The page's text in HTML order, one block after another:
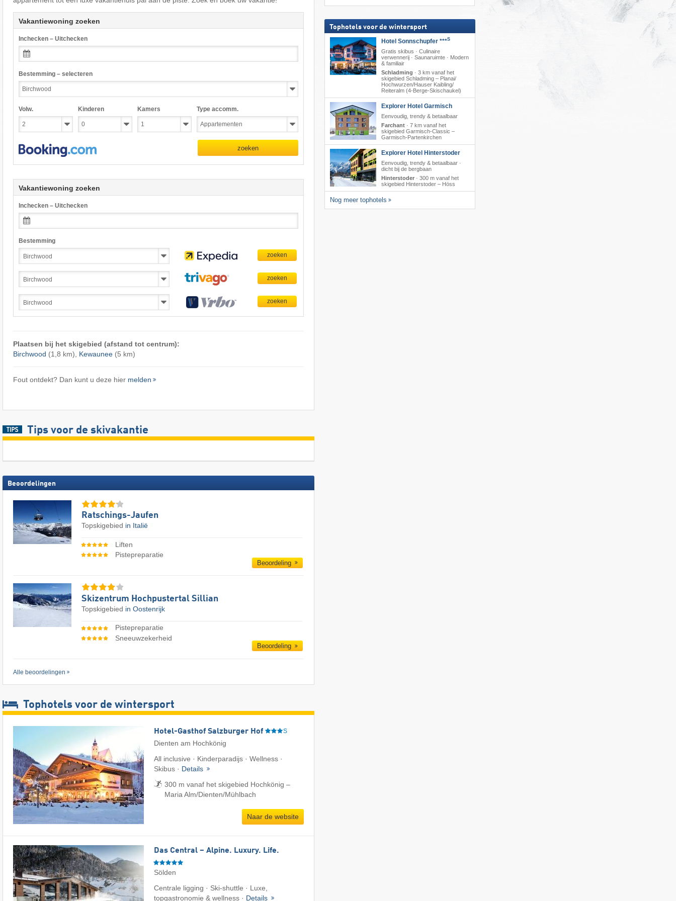
Vakantiewoning zoeken
Inchecken – Uitchecken
Bestemming – selecteren
Volw. Kinderen Kamers Type accomm.
zoeken
Vakantiewoning zoeken
Inchecken – Uitchecken
Bestemming
Plaatsen bij het skigebied (afstand tot centrum):
Birchwood (1,8 km), Kewaunee(5 km)
Fout ontdekt? Dan kunt u deze hier melden
Tips voor de skivakantie
Beoordelingen
Ratschings-Jaufen
Topskigebied in Italië
Liften
Pistepreparatie
Beoordeling
Skizentrum Hochpustertal Sillian
Topskigebied in Oostenrijk
Pistepreparatie
Sneeuwzekerheid
Beoordeling
Alle beoordelingen
Tophotels voor de wintersport
Hotel-Gasthof Salzburger Hof S
Dienten am Hochkönig
All inclusive · Kinderparadijs · Wellness ·
Skibus · Details
300 m vanaf het skigebied Hochkönig –
Maria Alm/​Dienten/​Mühlbach
Naar de website
Das Central – Alpine. Luxury. Life.
Sölden
Centrale ligging · Ski-shuttle · Luxe,
topgastronomie & wellness · Details
Tophotels voor de wintersport
Hotel Sonnschupfer ***S
Gratis skibus · Culinaire
verwennerij · Saunaruimte · Modern
& familiair
Schladming · 3 km vanaf het
skigebied Schladming – Planai/​
Hochwurzen/​Hauser Kaibling/​
Reiteralm (4-Berge-Skischaukel)
Explorer Hotel Garmisch
Eenvoudig, trendy & betaalbaar
Farchant· 7 km vanaf het
skigebied Garmisch-Classic –
Garmisch-Partenkirchen
Explorer Hotel Hinterstoder
Eenvoudig, trendy & betaalbaar ·
dicht bij de bergbaan
Hinterstoder· 300 m vanaf het
skigebied Hinterstoder – Höss
Nog meer tophotels